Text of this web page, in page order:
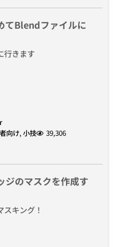
てBlendファイルに
行きます
向け, 小技 39,306
のマスクを作成す
キング！